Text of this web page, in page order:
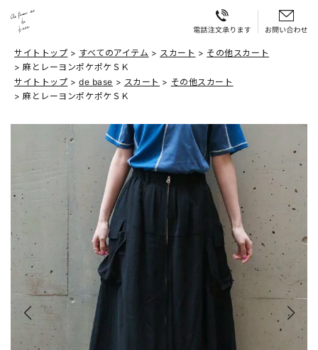
サイトトップ すべてのアイテム スカート
その他スカート
麻とレーヨンポケポケＳＫ
サイトトップ
de base スカート
その他スカート
麻とレーヨンポケポケＳＫ